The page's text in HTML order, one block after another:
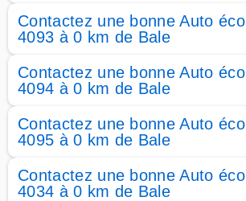
Contactez une bonne Auto
4093 à 0 km de Bale
Contactez une bonne Auto
4094 à 0 km de Bale
Contactez une bonne Auto
4095 à 0 km de Bale
Contactez une bonne Auto
4034 à 0 km de Bale